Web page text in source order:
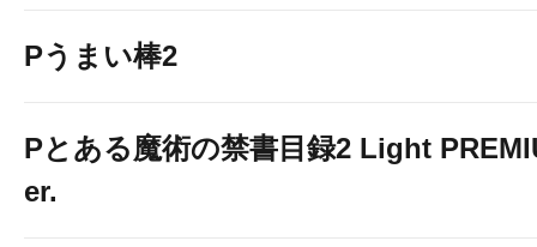
Pうまい棒2
Pとある魔術の禁書目録2 Light
er.